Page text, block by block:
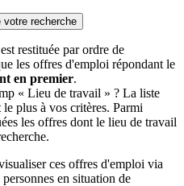
recherche
restituée par ordre de
les offres d'emploi répondant le
en premier.
« Lieu de travail » ? La liste
plus à vos critères. Parmi
les offres dont le lieu de travail
ces offres d'emploi via
en situation de